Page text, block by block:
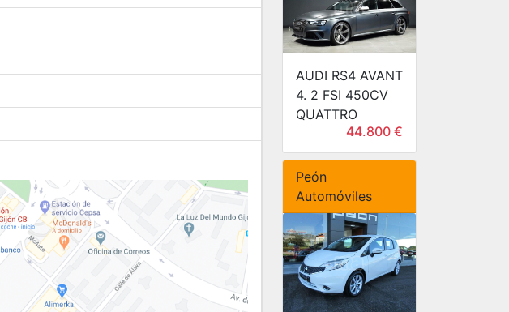
AUDI RS4 AVANT
4. 2 FSI 450CV
QUATTRO
44.800 €
Peón
Automóviles